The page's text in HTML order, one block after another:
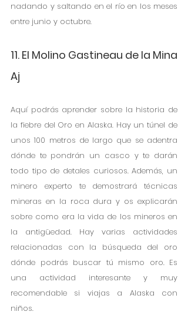
nadando y saltando en el río en los meses
entre junio y octubre.
11. El Molino Gastineau de la Mina
Aj
Aquí podrás aprender sobre la historia de
la fiebre del Oro en Alaska. Hay un túnel de
unos 100 metros de largo que se adentra
dónde te pondrán un casco y te darán
todo tipo de detales curiosos. Además, un
minero experto te demostrará técnicas
mineras en la roca dura y os explicarán
sobre como era la vida de los mineros en
la antigüedad. Hay varias actividades
relacionadas con la búsqueda del oro
dónde podrás buscar tú mismo oro. Es
una actividad interesante y muy
recomendable si viajas a Alaska con
niños.